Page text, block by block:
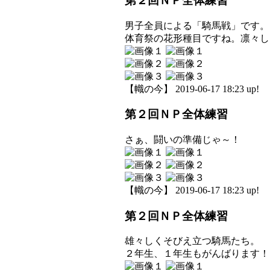
男子全員による「騎馬戦」です。
体育祭の花形種目ですね。凛々
【幟の今】 2019-06-17 18:23 up!
第２回ＮＰ全体練習
さぁ、闘いの準備じゃ～！
【幟の今】 2019-06-17 18:23 up!
第２回ＮＰ全体練習
雄々しくそびえ立つ騎馬たち。
２年生、１年生もがんばります！